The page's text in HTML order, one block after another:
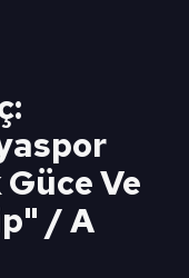
Güce Ve
/ A